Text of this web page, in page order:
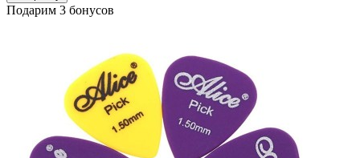
Подарим 3 бонусов